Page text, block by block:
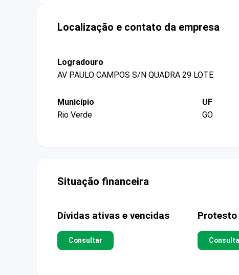
Localização e contato da empresa
Logradouro
AV PAULO CAMPOS S/N QUADRA 29 LOTE
Município
Rio Verde
UF
GO
Situação financeira
Dívidas ativas e vencidas
Consultar
Protesto